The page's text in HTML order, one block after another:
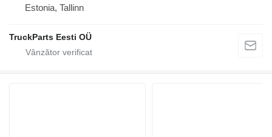
Estonia, Tallinn
TruckParts Eesti OÜ